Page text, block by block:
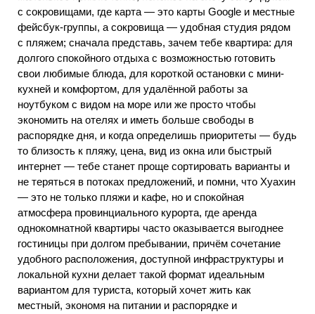
с сокровищами, где карта — это карты Google и местные
фейсбук-группы, а сокровища — удобная студия рядом
с пляжем; сначала представь, зачем тебе квартира: для
долгого спокойного отдыха с возможностью готовить
свои любимые блюда, для короткой остановки с мини-
кухней и комфортом, для удалённой работы за
ноутбуком с видом на море или же просто чтобы
экономить на отелях и иметь больше свободы в
распорядке дня, и когда определишь приоритеты — будь
то близость к пляжу, цена, вид из окна или быстрый
интернет — тебе станет проще сортировать варианты и
не теряться в потоках предложений, и помни, что Хуахин
— это не только пляжи и кафе, но и спокойная
атмосфера провинциального курорта, где аренда
однокомнатной квартиры часто оказывается выгоднее
гостиницы при долгом пребывании, причём сочетание
удобного расположения, доступной инфраструктуры и
локальной кухни делает такой формат идеальным
вариантом для туриста, который хочет жить как
местный, экономя на питании и распорядке и